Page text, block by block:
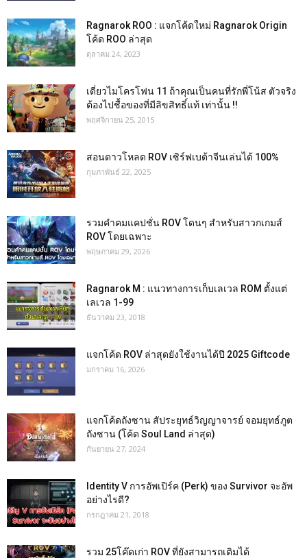
Ragnarok ROO : แจกโค้ดใหม่ Ragnarok Origin
โค้ด ROO ล่าสุด
ตุลาคม 24, 2023
เดี่ยวไมโครโฟน 11 ถ้าคุณเป็นคนที่รักพี่โน้ส ตัวจริง
ต้องไปชื้อของที่มีลิขสิทธิ์แท้ เท่านั้น !!
พฤศจิกายน 25, 2015
สอนดาวโหลด ROV เซิร์ฟเบต้าจีนเล่นได้ 100%
กุมภาพันธ์ 22, 2025
รวมคำคมแคปชั่น ROV โดนๆ สำหรับสาวกเกมส์
ROV โดยเฉพาะ
พฤษภาคม 29, 2026
Ragnarok M : แนวทางการเก็บเลเวล ROM ตั้งแต่
เลเวล 1-99
ธันวาคม 23, 2018
แจกโค้ด ROV ล่าสุดยังใช้งานได้ปี 2025 Giftcode
มกราคม 16, 2026
แจกโค้ดถังซาน สัประยุทธ์วิญญาจารย์ จอมยุทธ์ภูต
ถังซาน (โค้ด Soul Land ล่าสุด)
กันยายน 27, 2024
Identity V การอัพเปิร์ค (Perk) ของ Survivor จะอัพ
อย่างไรดี?
กรกฎาคม 21, 2018
รวม 25โค๊ดเก่า ROV ที่ยังสามารถเติมได้